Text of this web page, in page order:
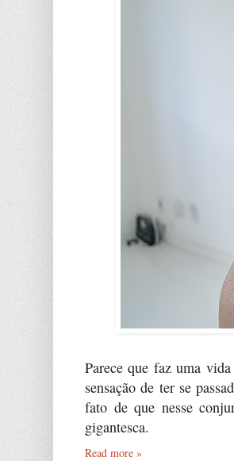
Parece que faz uma
sensação de ter se
fato de que nesse
gigantesca.
Read more »